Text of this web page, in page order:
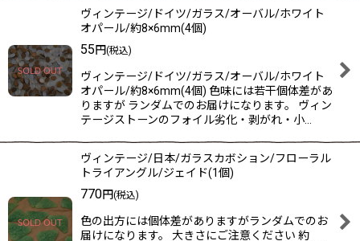
ヴィンテージ/ドイツ/ガラス/オーバル/ホワイト
オパール/約8×6mm(4個)
55円(税込)
ヴィンテージ/ドイツ/ガラス/オーバル/ホワイト
オパール/約8×6mm(4個) 色味には若干個体差があ
りますが ランダムでのお届けになります。 ヴィン
テージストーンのフォイル劣化・剥がれ・小…
ヴィンテージ/日本/ガラスカボション/フローラル
トライアングル/ジェイド(1個)
770円(税込)
色の出方には個体差がありますがランダムでのお
届けになります。 大きさにご注意ください 約